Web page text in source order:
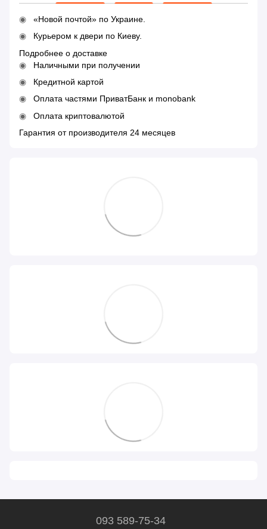
«Новой почтой» по Украине.
Курьером к двери по Киеву.
Подробнее о доставке
Наличными при получении
Кредитной картой
Оплата частями ПриватБанк и monobank
Оплата криптовалютой
Гарантия от производителя 24 месяцев
093 589-75-34